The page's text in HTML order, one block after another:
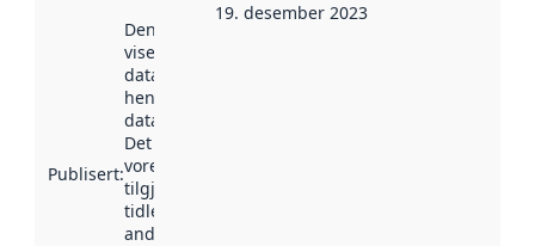
Publisert:
Denne datoen
viser når
datasettet vart
henta inn av
data.norge.no.
Det kan ha
vore
tilgjengeleg
tidlegare
andre stader.
19. desember 2023